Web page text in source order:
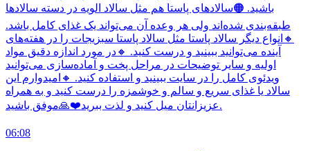
باشید. 🟠سالادهای پاستا هم مثل سالاد الویه در دسته سالادها
طبقه‌بندی شده‌اند ولی هر وعده آن می‌تواند یک غذای کامل باشد.
🔸انواع دیگر سالاد پاستا مثل سالاد پاستا سبزیجات را در هفته‌های
آینده می‌توانید ببینید و درست کنید. 🔸در مورد اندازه دقیق مواد
اولیه و سایر توضیحات در مراحل پخت و آماده‌سازی می‌توانید
ویدئوی کامل را در سایت ببینید و استفاده کنید. 🔸امیدوارم این
سالاد یا غذای سریع و سالم و خوشمزه را درست کنید و به همراه
عزیزانتان میل کنید و لذت ببرید❤️🙏موفق باشید.
06:08